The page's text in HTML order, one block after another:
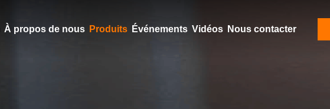
À propos de nous Produits Événements Vidéos Nous contacter